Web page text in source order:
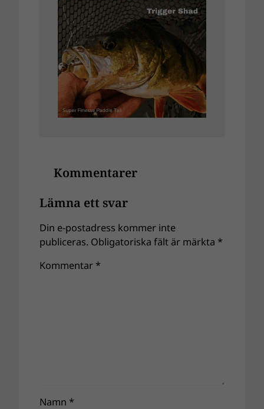
Kommentarer
Lämna ett svar
Din e-postadress kommer inte
publiceras. Obligatoriska fält är märkta *
Kommentar *
Namn *